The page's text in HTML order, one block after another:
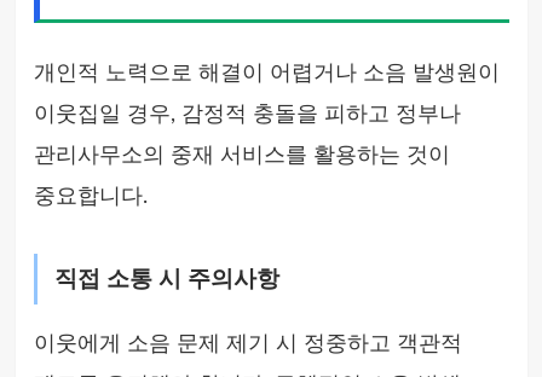
개인적 노력으로 해결이 어렵거나 소음 발생원이
이웃집일 경우, 감정적 충돌을 피하고 정부나
관리사무소의 중재 서비스를 활용하는 것이
중요합니다.
직접 소통 시 주의사항
이웃에게 소음 문제 제기 시 정중하고 객관적